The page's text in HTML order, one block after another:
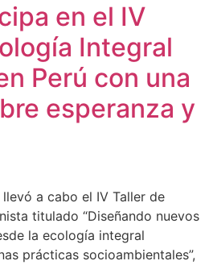
en el IV
Integral
Perú con una
esperanza y
a cabo el IV Taller de
titulado “Diseñando nuevos
la ecología integral
prácticas socioambientales”,